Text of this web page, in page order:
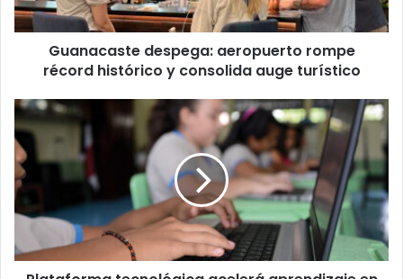
consolida
auge
turísticoGuanacaste despega: aeropuerto rompe
récord histórico y consolida auge turístico
Plataforma
tecnológica
acelerá
aprendizaje
en
estudiantes